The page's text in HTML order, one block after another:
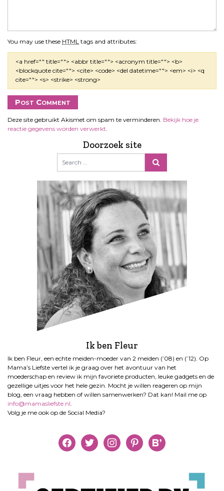
You may use these HTML tags and attributes:
<a href="" title=""> <abbr title=""> <acronym title=""> <b>
<blockquote cite=""> <cite> <code> <del datetime=""> <em> <i> <q
cite=""> <s> <strike> <strong>
Deze site gebruikt Akismet om spam te verminderen. Bekijk hoe je
reactie gegevens worden verwerkt
Doorzoek site
Ik ben Fleur
Ik ben Fleur, een echte meiden-moeder van 2 meiden (’08) en (’12). Op
Mama’s Liefste vertel ik je graag over het avontuur van het
moederschap en review ik mijn favoriete producten, leuke gadgets en de
gezellige uitjes voor het hele gezin. Mocht je willen reageren op mijn
blog, een vraag hebben of willen samenwerken? Dat kan! Mail me op
info@mamasliefste.nl
Volg je me ook op de Social Media?
facebooktwitter instagrampinterestbloglovin